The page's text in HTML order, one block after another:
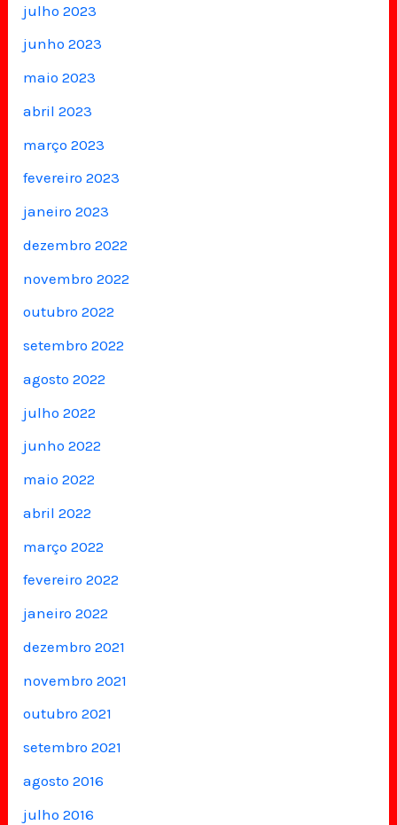
julho 2023
junho 2023
maio 2023
abril 2023
março 2023
fevereiro 2023
janeiro 2023
dezembro 2022
novembro 2022
outubro 2022
setembro 2022
agosto 2022
julho 2022
junho 2022
maio 2022
abril 2022
março 2022
fevereiro 2022
janeiro 2022
dezembro 2021
novembro 2021
outubro 2021
setembro 2021
agosto 2016
julho 2016